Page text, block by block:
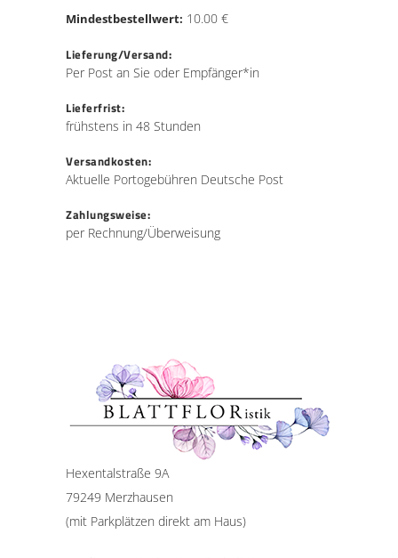
Mindestbestellwert: 10.00 €
Lieferung/Versand:
Per Post an Sie oder Empfänger*in
Lieferfrist:
frühstens in 48 Stunden
Versandkosten:
Aktuelle Portogebühren Deutsche Post
Zahlungsweise:
per Rechnung/Überweisung
Hexentalstraße 9A
79249 Merzhausen
(mit Parkplätzen direkt am Haus)